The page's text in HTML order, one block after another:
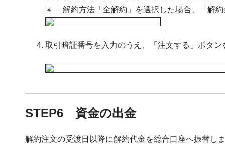
※
解約方法「全解約」を選択した場合、「解
取引暗証番号を入力のうえ、「注文する」ボタン
STEP6 資金の出金
解約注文の受渡日以降に解約代金を総合口座へ振替し